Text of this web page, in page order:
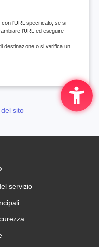
con l'URL specificato; se si
l'URL ed eseguire
destinazione o si verifica un
sito
servizio